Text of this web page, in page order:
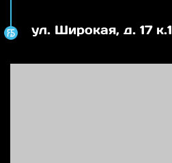
ул. Широкая, д. 17 к.1